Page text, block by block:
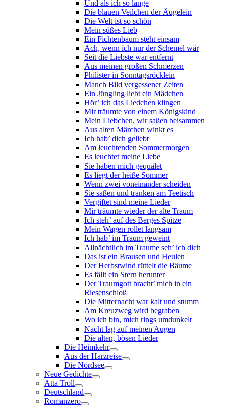
Und als ich so lange
Die blauen Veilchen der Äugelein
Die Welt ist so schön
Mein süßes Lieb
Ein Fichtenbaum steht einsam
Ach, wenn ich nur der Schemel wär
Seit die Liebste war entfernt
Aus meinen großen Schmerzen
Philister in Sonntagsröcklein
Manch Bild vergessener Zeiten
Ein Jüngling liebt ein Mädchen
Hör’ ich das Liedchen klingen
Mir träumte von einem Königskind
Mein Liebchen, wir saßen beisammen
Aus alten Märchen winkt es
Ich hab’ dich geliebt
Am leuchtenden Sommermorgen
Es leuchtet meine Liebe
Sie haben mich gequälet
Es liegt der heiße Sommer
Wenn zwei voneinander scheiden
Sie saßen und tranken am Teetisch
Vergiftet sind meine Lieder
Mir träumte wieder der alte Traum
Ich steh’ auf des Berges Spitze
Mein Wagen rollet langsam
Ich hab’ im Traum geweint
Allnächtlich im Traume seh’ ich dich
Das ist ein Brausen und Heulen
Der Herbstwind rüttelt die Bäume
Es fällt ein Stern herunter
Der Traumgott bracht’ mich in ein
Riesenschloß
Die Mitternacht war kalt und stumm
Am Kreuzweg wird begraben
Wo ich bin, mich rings umdunkelt
Nacht lag auf meinen Augen
Die alten, bösen Lieder
Die Heimkehr
Aus der Harzreise
Die Nordsee
Neue Gedichte
Atta Troll
Deutschland
Romanzero